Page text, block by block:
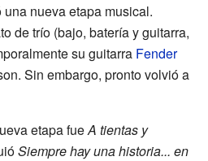
nueva etapa musical.
de trío (bajo, batería y guitarra,
su guitarra Fender
Sin embargo, pronto volvió a
etapa fueA tientas y
Siempre hay una historia... en